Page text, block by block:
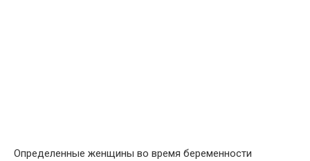
Определенные женщины во время беременности